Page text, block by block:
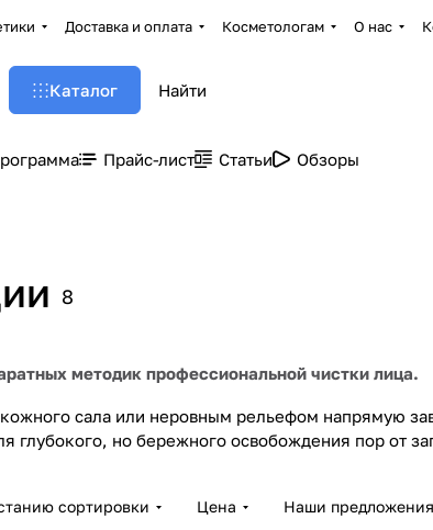
Доставка и оплата Косметологам О нас
Каталог
Прайс-лист Статьи Обзоры
8
методик профессиональной чистки лица.
сала или неровным рельефом напрямую
глубокого, но бережного освобождения пор от
сортировки Цена Наши предложения